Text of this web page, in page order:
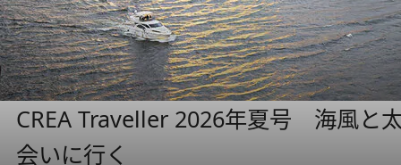
CREA Traveller 2026年夏号 海風と
会いに行く